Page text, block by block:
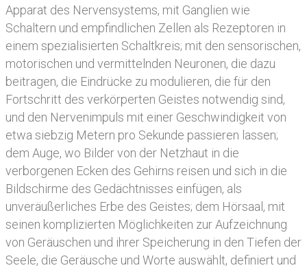
Apparat des Nervensystems, mit Ganglien wie
Schaltern und empfindlichen Zellen als Rezeptoren in
einem spezialisierten Schaltkreis; mit den sensorischen,
motorischen und vermittelnden Neuronen, die dazu
beitragen, die Eindrücke zu modulieren, die für den
Fortschritt des verkörperten Geistes notwendig sind,
und den Nervenimpuls mit einer Geschwindigkeit von
etwa siebzig Metern pro Sekunde passieren lassen;
dem Auge, wo Bilder von der Netzhaut in die
verborgenen Ecken des Gehirns reisen und sich in die
Bildschirme des Gedächtnisses einfügen, als
unveräußerliches Erbe des Geistes; dem Hörsaal, mit
seinen komplizierten Möglichkeiten zur Aufzeichnung
von Geräuschen und ihrer Speicherung in den Tiefen der
Seele, die Geräusche und Worte auswählt, definiert und